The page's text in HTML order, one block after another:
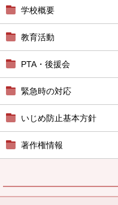
学校概要
教育活動
PTA・後援会
緊急時の対応
いじめ防止基本方針
著作権情報